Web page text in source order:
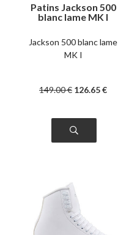
Patins Jackson 500
blanc lame MK I
Jackson 500 blanc lame
MK I
149.00€ 126.65€